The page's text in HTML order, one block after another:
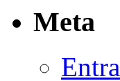
Meta
Entra